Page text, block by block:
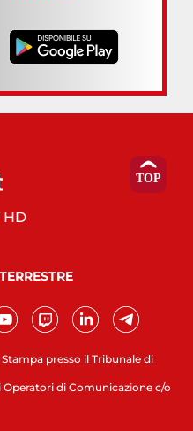
presso il Tribunale di
di Comunicazione c/o
HD